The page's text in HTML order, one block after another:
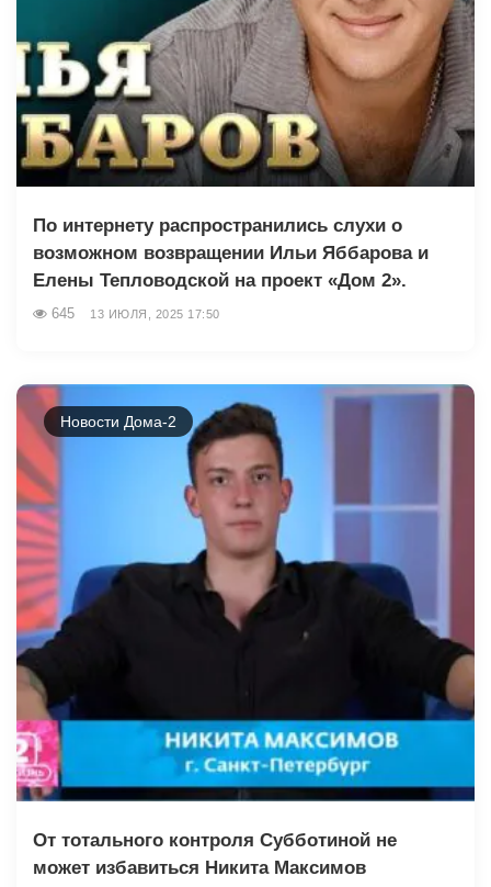
По интернету распространились слухи о
возможном возвращении Ильи Яббарова и
Елены Тепловодской на проект «Дом 2».
645 13 ИЮЛЯ, 2025 17:50
Новости Дома-2
От тотального контроля Субботиной не
может избавиться Никита Максимов